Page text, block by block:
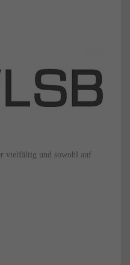
vielfältig und sowohl auf